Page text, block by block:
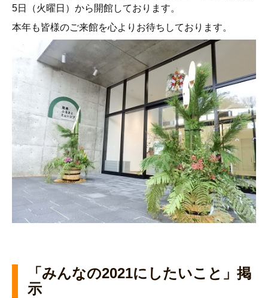
5日（火曜日）から開館しております。
本年も皆様のご来館を心よりお待ちしております。
「みんなの2021にしたいこと」掲
示